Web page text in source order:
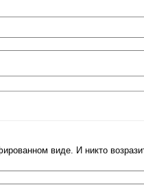
виде. И никто